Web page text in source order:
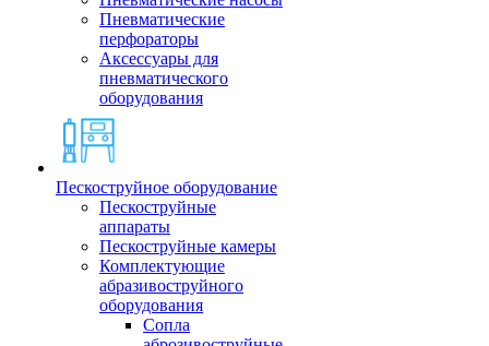
Пневматические
перфораторы
Аксессуары для
пневматического
оборудования
Пескоструйное оборудование
Пескоструйные
аппараты
Пескоструйные камеры
Комплектующие
абразивоструйного
оборудования
Сопла